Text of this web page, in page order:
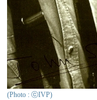
(Photo : ⓒIVP)